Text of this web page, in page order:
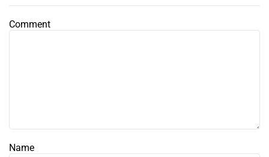
Comment
Name